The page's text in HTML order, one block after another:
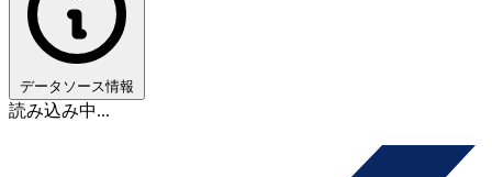
データソース情報
読み込み中...